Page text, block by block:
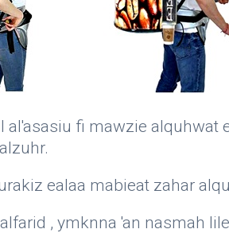
al'asasiu fi mawzie
ealaa mabieat zahar
alfarid , ymknna 'an nasmah